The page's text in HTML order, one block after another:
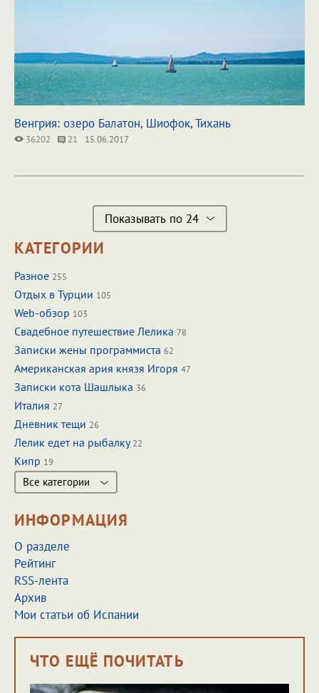
Венгрия: озеро Балатон, Шиофок, Тихань
36202 21 15.06.2017
Показывать по 24
КАТЕГОРИИ
Разное 255
Отдых в Турции 105
Web-обзор 103
Свадебное путешествие Лелика 78
Записки жены программиста 62
Американская ария князя Игоря 47
Записки кота Шашлыка 36
Италия 27
Дневник тещи 26
Лелик едет на рыбалку22
Кипр 19
Все категории
ИНФОРМАЦИЯ
О разделе
Рейтинг
RSS-лента
Архив
Мои статьи об Испании
ЧТО ЕЩЁ ПОЧИТАТЬ